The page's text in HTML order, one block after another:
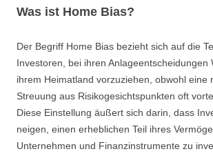
Was ist Home Bias?
Der Begriff Home Bias bezieht sich auf die
Investoren, bei ihren Anlageentscheidungen
ihrem Heimatland vorzuziehen, obwohl eine
Streuung aus Risikogesichtspunkten oft
Diese Einstellung äußert sich darin, dass
neigen, einen erheblichen Teil ihres
Unternehmen und Finanzinstrumente zu